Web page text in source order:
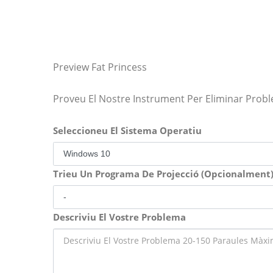
Preview Fat Princess
Proveu El Nostre Instrument Per Eliminar
Seleccioneu El Sistema Operatiu
Trieu Un Programa De Projecció (Opcionalment)
Descriviu El Vostre Problema